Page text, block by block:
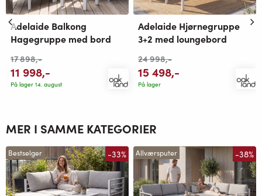
Adelaide Balkong
Hagegruppe med bord
17 898,-
11 998,-
På lager 14. august
Adelaide Hjørnegruppe
3+2 med loungebord
24 998,-
15 498,-
På lager
MER I SAMME KATEGORIER
Bestselger -33% Allværsputer -38%